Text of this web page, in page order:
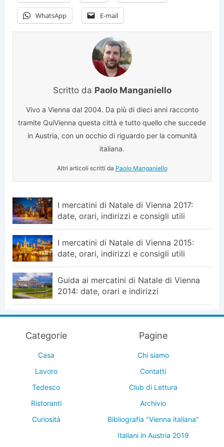
WhatsApp E-mail
Scritto da Paolo Manganiello
Vivo a Vienna dal 2004. Da più di dieci anni racconto
tramite QuiVienna questa città e tutto quello che succede
in Austria, con un occhio di riguardo per la comunità
italiana.
Altri articoli scritti da Paolo Manganiello
I mercatini di Natale di Vienna 2017:
date, orari, indirizzi e consigli utili
I mercatini di Natale di Vienna 2015:
date, orari, indirizzi e consigli utili
Guida ai mercatini di Natale di Vienna
2014: date, orari e indirizzi
Categorie
Casa
Lavoro
Tedesco
Ristoranti
Curiosità
Pagine
Chi siamo
Contatti
Club di Lettura
Archivio
Bibliografia "Vienna italiana"
Italiani in Austria 2019